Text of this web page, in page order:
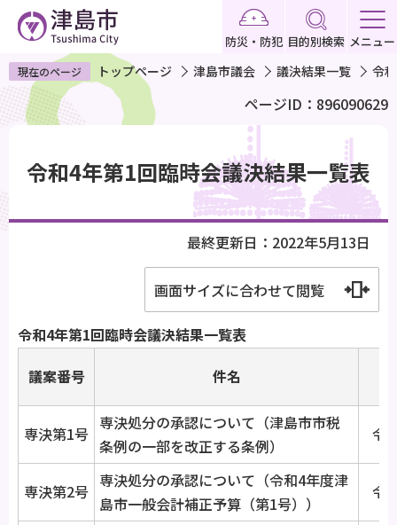
ペ
ー
ジ
で
す
防災・防犯 目的別検索 メニュー
現在のページ トップページ 津島市議会 議決結果一覧 令
ページID：896090629
令和4年第1回臨時会議決結果一覧表
最終更新日：2022年5月13日
画面サイズに合わせて閲覧
令和4年第1回臨時会議決結果一覧表
議案番号
件名
専決第1号
専決処分の承認について（津島市市税
条例の一部を改正する条例）
令
専決第2号
専決処分の承認について（令和4年度津
島市一般会計補正予算（第1号））
令